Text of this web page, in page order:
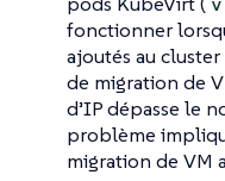
fonctionner
ajoutés au
de migration de
d’IP dépasse le
problème
migration de VM